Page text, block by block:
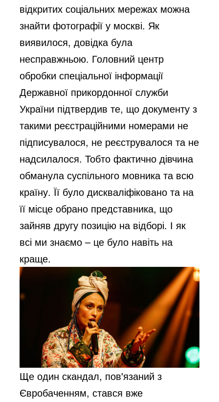
відкритих соціальних мережах можна
знайти фотографії у москві. Як
виявилося, довідка була
несправжньою. Головний центр
обробки спеціальної інформації
Державної прикордонної служби
України підтвердив те, що документу з
такими реєстраційними номерами не
підписувалося, не реєструвалося та не
надсилалося. Тобто фактично дівчина
обманула суспільного мовника та всю
країну. Її було дискваліфіковано та на
її місце обрано представника, що
зайняв другу позицію на відборі. І як
всі ми знаємо – це було навіть на
краще.
Ще один скандал, пов'язаний з
Євробаченням, стався вже